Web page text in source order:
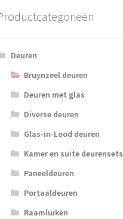
Deuren
Bruynzeel deuren
Deuren met glas
Diverse deuren
Glas-in-Lood deuren
Kamer en suite deurensets
Paneeldeuren
Portaaldeuren
Raamluiken